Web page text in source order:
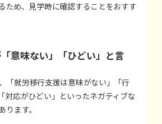
ため、見学時に確認することをおすす
意味ない」「ひどい」と言
「就労移行支援は意味がない」「行
対応がひどい」といったネガティブな
ます。